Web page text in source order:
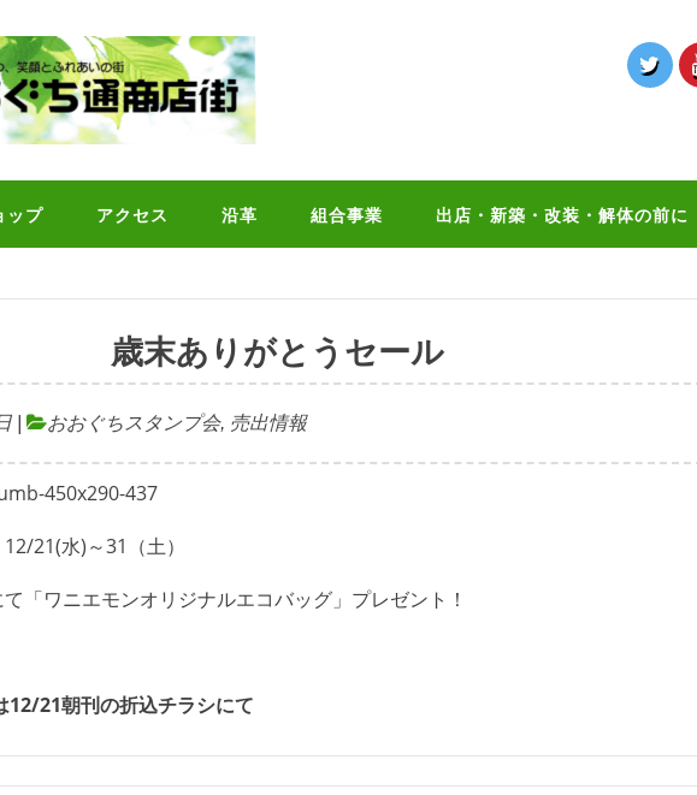
ップ アクセス 沿革 組合事業 出店・新築・改装・解体の前に
歳末ありがとうセール
おおぐちスタンプ会, 売出情報
21(水)～31（土）
「ワニエモンオリジナルエコバッグ」プレゼント！
12/21朝刊の折込チラシにて